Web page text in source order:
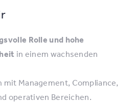
Rolle und hohe
in einem wachsenden
mit Management, Compliance,
operativen Bereichen.